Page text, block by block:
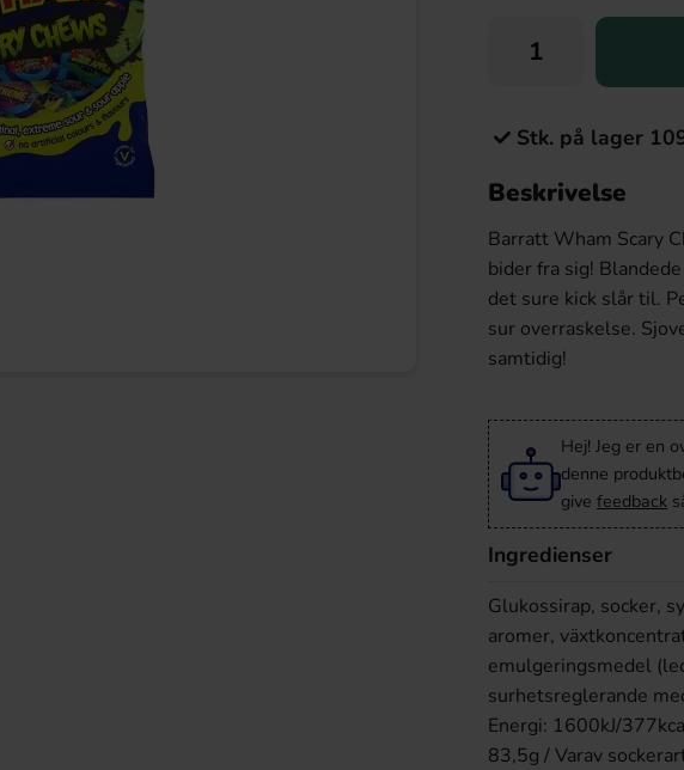
Stk. på lager
Beskrivelse
Barratt Wham Scary
bider fra sig!
det sure kick slår til.
sur overraskelse.
samtidig!
Hej! Jeg er en
denne
give feedback
Ingredienser
Glukossirap, socker,
aromer,
emulgeringsmedel
surhetsreglerande
Energi: 1600kJ/
83,5g / Varav